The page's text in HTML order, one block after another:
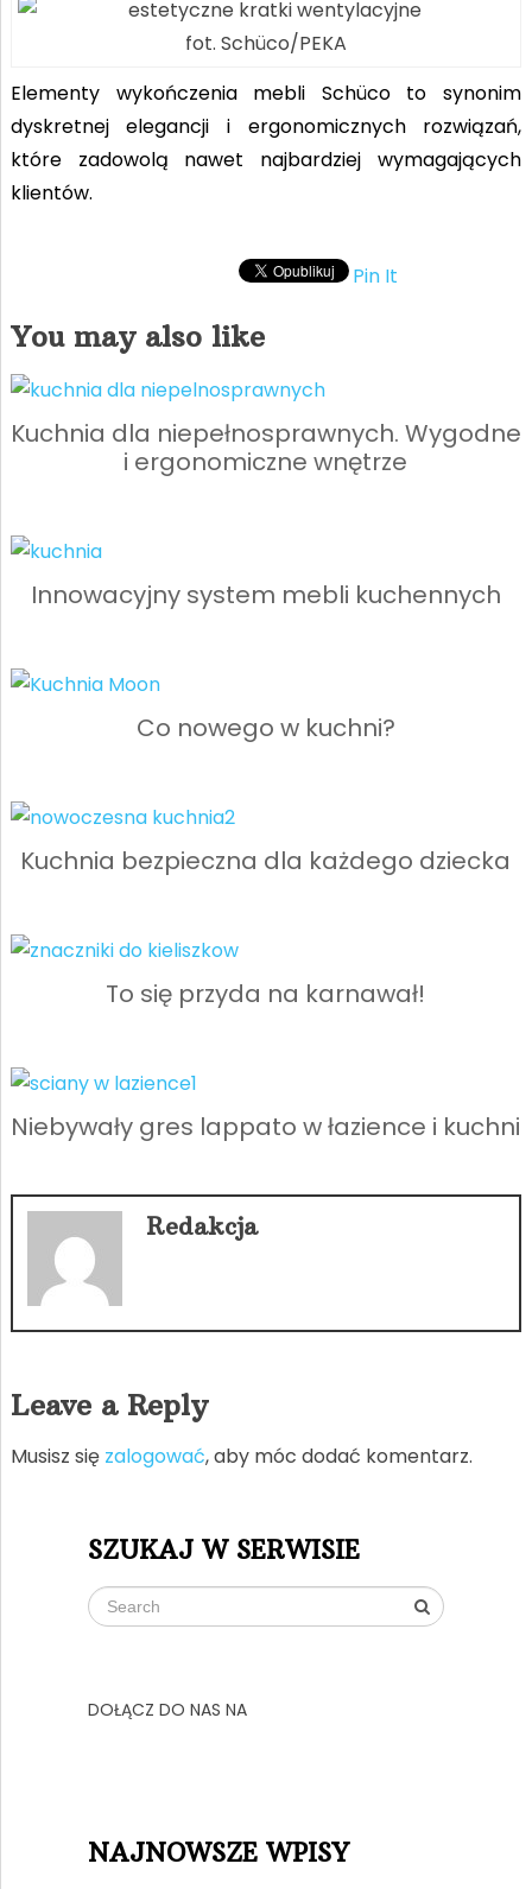
fot. Schüco/PEKA
Elementy wykończenia mebli Schüco to synonim
dyskretnej elegancji i ergonomicznych rozwiązań,
które zadowolą nawet najbardziej wymagających
klientów.
Pin It
You may also like
Kuchnia dla niepełnosprawnych. Wygodne
i ergonomiczne wnętrze
Innowacyjny system mebli kuchennych
Co nowego w kuchni?
Kuchnia bezpieczna dla każdego dziecka
To się przyda na karnawał!
Niebywały gres lappato w łazience i kuchni
Redakcja
Leave a Reply
Musisz się zalogować, aby móc dodać komentarz.
SZUKAJ W SERWISIE
DOŁĄCZ DO NAS NA
NAJNOWSZE WPISY